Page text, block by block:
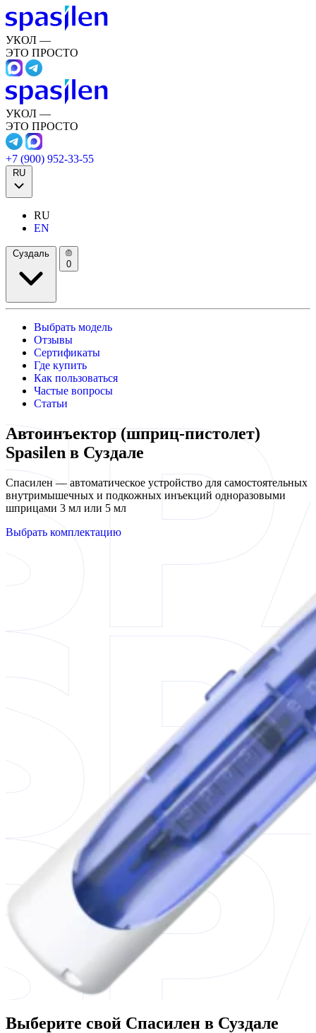
УКОЛ —
ЭТО ПРОСТО
УКОЛ —
ЭТО ПРОСТО
+7 (900) 952-33-55
RU
RU
EN
Суздаль
0
Выбрать модель
Отзывы
Сертификаты
Где купить
Как пользоваться
Частые вопросы
Статьи
Автоинъектор (шприц-пистолет)
Spasilen в Суздале
Спасилен — автоматическое устройство для самостоятельных
внутримышечных и подкожных инъекций одноразовыми
шприцами 3 мл или 5 мл
Выбрать комплектацию
Выберите свой Спасилен в Суздале